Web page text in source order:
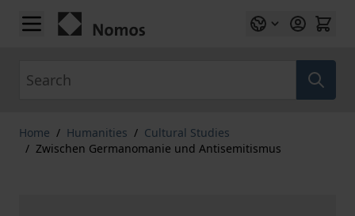
Skip to Content
Home / Humanities / Cultural Studies
/ Zwischen Germanomanie und Antisemitismus